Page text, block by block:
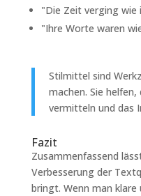
"Die Zeit verging wie
"Ihre Worte waren
Stilmittel sind
machen. Sie
vermitteln und das
Fazit
Zusammenfassend
Verbesserung der
bringt. Wenn man